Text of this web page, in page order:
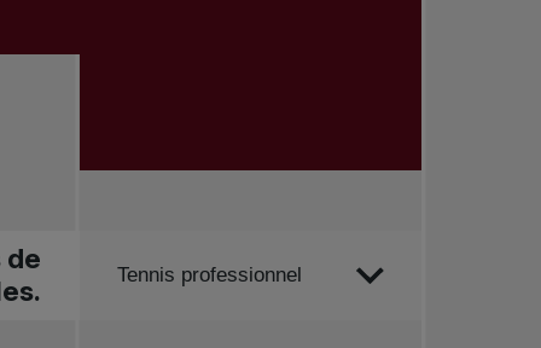
Trier par
Tennis professionnel